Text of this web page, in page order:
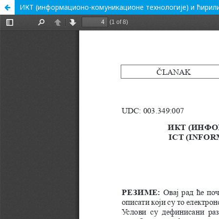
ИКТ (информационо-комуникационе технологије) и